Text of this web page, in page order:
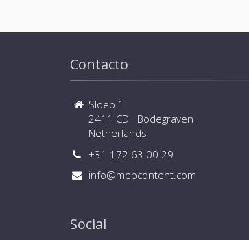
Contacto
Sloep 1
2411 CD Bodegraven
Netherlands
+31 172 63 00 29
info@mepcontent.com
Social